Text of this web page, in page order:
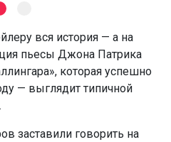
вся история — а на
пьесы Джона Патрика
которая успешно
— выглядит типичной
заставили говорить на